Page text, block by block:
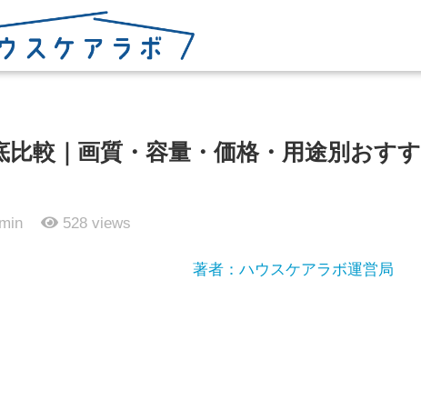
較｜画質・容量・価格・用途別おすす
528 views
著者：ハウスケアラボ運営局